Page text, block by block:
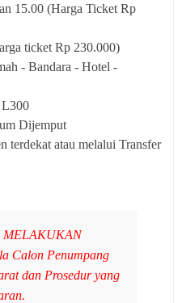
15.00 (Harga Ticket Rp
ticket Rp 230.000)
- Bandara - Hotel -
Dijemput
terdekat atau melalui Transfer
MELAKUKAN
Calon Penumpang
dan Prosedur yang